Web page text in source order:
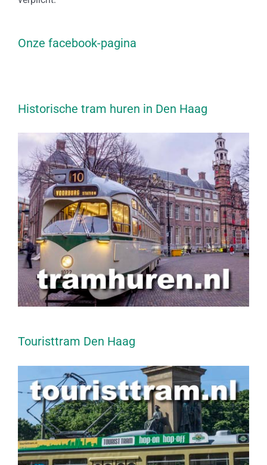
Onze facebook-pagina
Historische tram huren in Den Haag
Touristtram Den Haag